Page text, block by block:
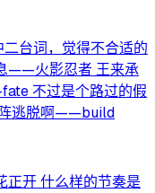
台词，觉得不合适的
——火影忍者 王来承
不过是个路过的假
逃脱啊——build
正开 什么样的节奏是